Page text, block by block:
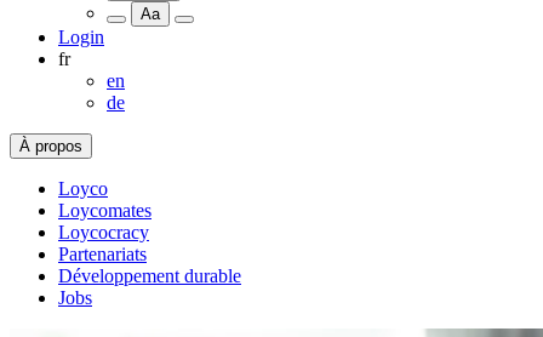
Aa
Login
fr
en
de
À propos
Loyco
Loycomates
Loycocracy
Partenariats
Développement durable
Jobs